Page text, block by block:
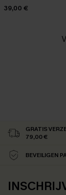
39,00 €
GRATIS
79,00 €
BEVEILIGEN